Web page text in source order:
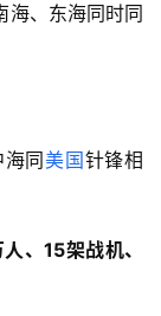
海、东海同时同
同美国针锋相
、15架战机、